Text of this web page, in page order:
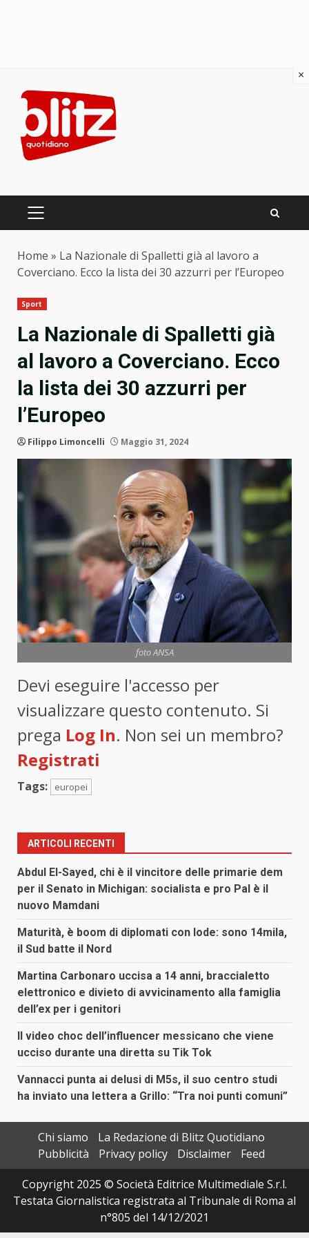
content
PRIMARY
Home » La Nazionale di Spalletti già al lavoro a
Coverciano. Ecco la lista dei 30 azzurri per l’Europeo
Sport
La Nazionale di Spalletti già
al lavoro a Coverciano. Ecco
la lista dei 30 azzurri per
l’Europeo
Filippo Limoncelli Maggio 31, 2024
foto ANSA
Devi eseguire l'accesso per
visualizzare questo contenuto. Si
prega Log In. Non sei un membro?
Registrati
Tags: europei
ARTICOLI RECENTI
Abdul El-Sayed, chi è il vincitore delle primarie dem
per il Senato in Michigan: socialista e pro Pal è il
nuovo Mamdani
Maturità, è boom di diplomati con lode: sono 14mila,
il Sud batte il Nord
Martina Carbonaro uccisa a 14 anni, braccialetto
elettronico e divieto di avvicinamento alla famiglia
dell’ex per i genitori
Il video choc dell’influencer messicano che viene
ucciso durante una diretta su Tik Tok
Vannacci punta ai delusi di M5s, il suo centro studi
ha inviato una lettera a Grillo: “Tra noi punti comuni”
Chi siamo
La Redazione di Blitz Quotidiano
Pubblicità
Privacy policy Disclaimer
Feed
Copyright 2025 © Società Editrice Multimediale S.r.l.
Testata Giornalistica registrata al Tribunale di Roma al
n°805 del 14/12/2021
×